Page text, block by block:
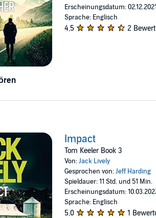
Erscheinungsdatum: 02.12.2021
Sprache: Englisch
4,5 2
Impact
Tom Keeler Book 3
Von:Jack Lively
Gesprochen von:Jeff Harding
Spieldauer: 11 Std. und 51 Min.
Erscheinungsdatum:
Sprache: Englisch
5,0 1